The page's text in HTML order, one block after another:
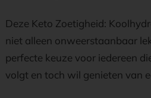
Deze Keto Zoetigheid:
niet alleen onweerstaanbaar
perfecte keuze voor iedereen
volgt en toch wil genieten van